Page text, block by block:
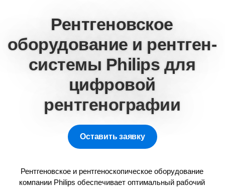
Рентгеновское
оборудование и рентген-
системы Philips для
цифровой
рентгенографии
Оставить заявку
Рентгеновское и рентгеноскопическое оборудование
компании Philips обеспечивает оптимальный рабочий